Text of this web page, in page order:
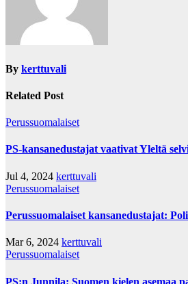
By kerttuvali
Related Post
Perussuomalaiset
PS-kansanedustajat vaativat Yleltä
Jul 4, 2024 kerttuvali
Perussuomalaiset
Perussuomalaiset kansanedustajat:
Mar 6, 2024 kerttuvali
Perussuomalaiset
PS:n Junnila: Suomen kielen asemaa